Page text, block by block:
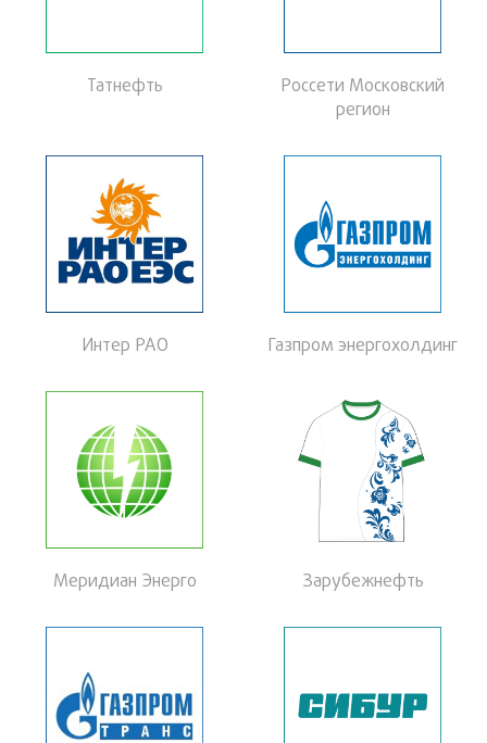
Татнефть
Россети Московский
регион
Интер РАО Газпром энергохолдинг
Меридиан Энерго Зарубежнефть